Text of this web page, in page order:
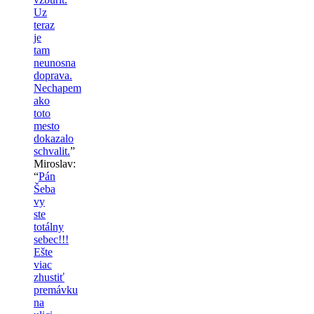
Uz
teraz
je
tam
neunosna
doprava.
Nechapem
ako
toto
mesto
dokazalo
schvalit.”
Miroslav:
“Pán
Šeba
vy
ste
totálny
sebec!!!
Ešte
viac
zhustiť
premávku
na